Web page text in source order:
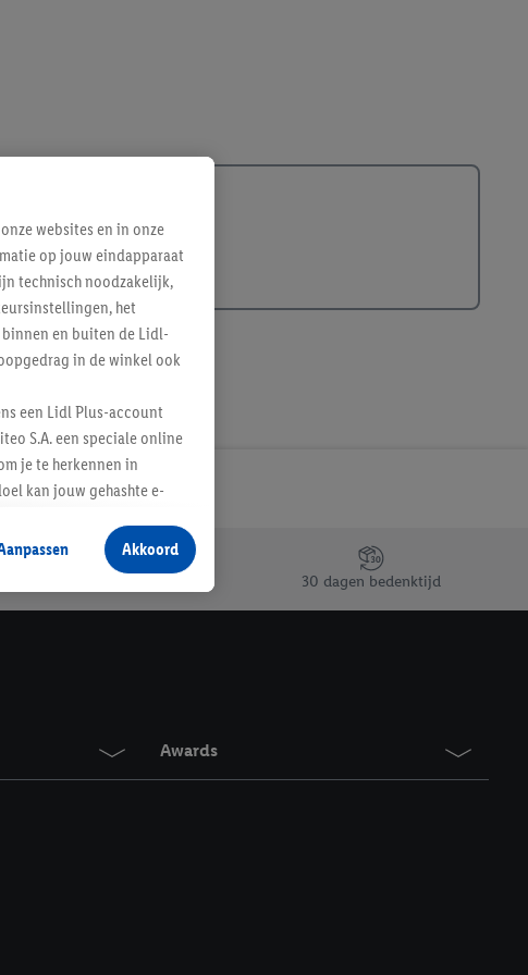
30 dagen bedenktijd
Awards
websites en in onze
op jouw eindapparaat
technisch noodzakelijk,
het
en buiten de Lidl-
in de winkel ook
een Lidl Plus-account
S.A. een speciale online
je te herkennen in
kan jouw gehashte e-
voor producten waarin je
winkel te plaatsen
van jouw gehashte e-
aan jou kunnen worden
en vergelijkbare
Meer informatie,
moment in te
Akkoord